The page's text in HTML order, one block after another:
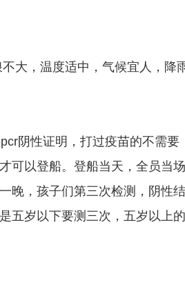
大，温度适中，气候宜人，降
阴性证明，打过疫苗的不需要
可以登船。登船当天，全员当
晚，孩子们第三次检测，阴性
五岁以下要测三次，五岁以上